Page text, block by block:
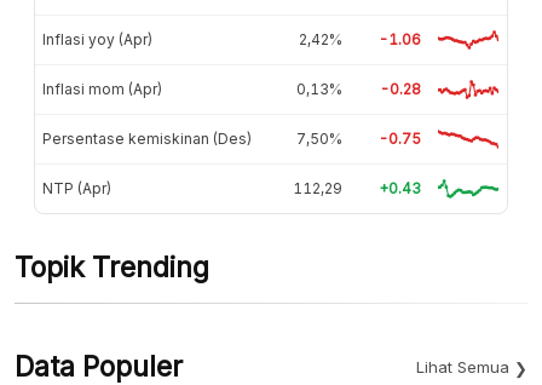
Inflasi yoy (Apr) 2,42% -1.06
Inflasi mom (Apr) 0,13% -0.28
Persentase kemiskinan (Des) 7,50% -0.75
NTP (Apr) 112,29 +0.43
Topik Trending
Data Populer Lihat Semua